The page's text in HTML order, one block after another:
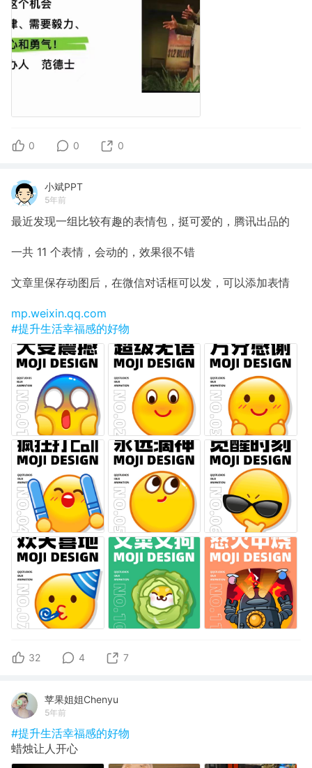
0 0 0
小斌PPT
5年前
最近发现一组比较有趣的表情包，挺可爱的，腾讯出品的
一共 11 个表情，会动的，效果很不错
文章里保存动图后，在微信对话框可以发，可以添加表情
mp.weixin.qq.com
#提升生活幸福感的好物
32 4 7
苹果姐姐Chenyu
5年前
#提升生活幸福感的好物
蜡烛让人开心